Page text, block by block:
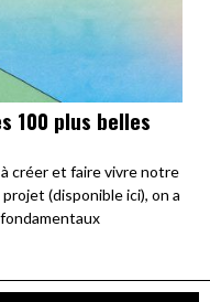
100 plus belles
créer et faire vivre notre
(disponible ici), on a